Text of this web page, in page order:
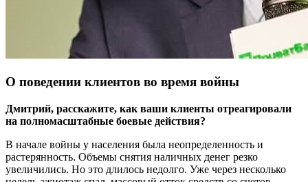
О поведении клиентов во время войны
Дмитрий, расскажите, как ваши клиенты отреагировали
на полномасштабные боевые действия?
В начале войны у населения была неопределенность и
растерянность. Объемы снятия наличных денег резко
увеличились. Но это длилось недолго. Уже через несколько